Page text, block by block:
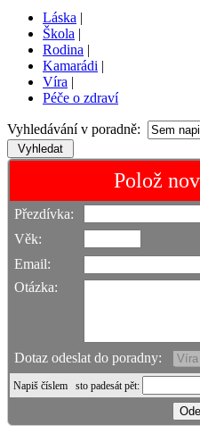
Láska |
Škola |
Rodina |
Kamarádi |
Víra |
Péče o zdraví
Vyhledávání v poradně:
Polož
Přezdívka:
Věk:
Email:
Otázka:
Dotaz odeslat do poradny:
Napiš číslem sto padesát pět: